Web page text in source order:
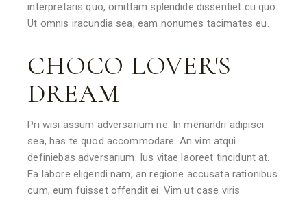
interpretaris quo, omittam splendide dissentiet cu quo.
Ut omnis iracundia sea, eam nonumes tacimates eu.
CHOCO LOVER'S
DREAM
Pri wisi assum adversarium ne. In menandri adipisci
sea, has te quod accommodare. An vim atqui
definiebas adversarium. Ius vitae laoreet tincidunt at.
Ea labore eligendi nam, an regione accusata rationibus
cum, eum fuisset offendit ei. Vim ut case viris